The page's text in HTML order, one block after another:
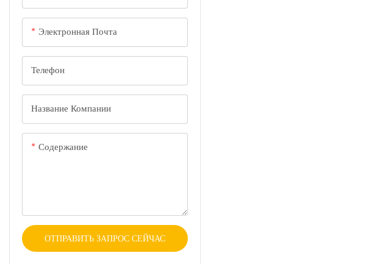
Электронная Почта
Телефон
Название Компании
Содержание
ОТПРАВИТЬ ЗАПРОС СЕЙЧАС